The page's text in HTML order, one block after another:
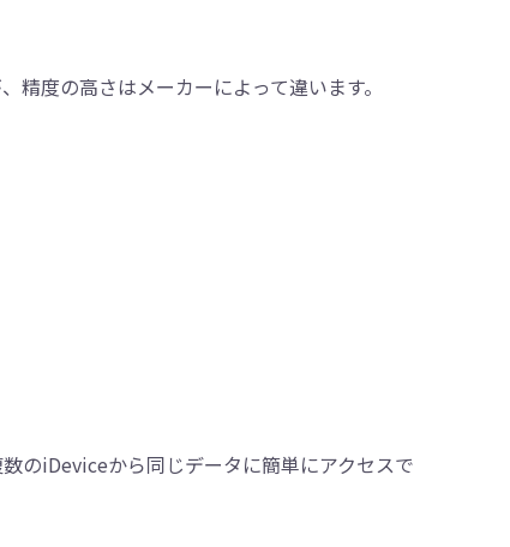
度の高さはメーカーによって違います。
のiDeviceから同じデータに簡単にアクセスで